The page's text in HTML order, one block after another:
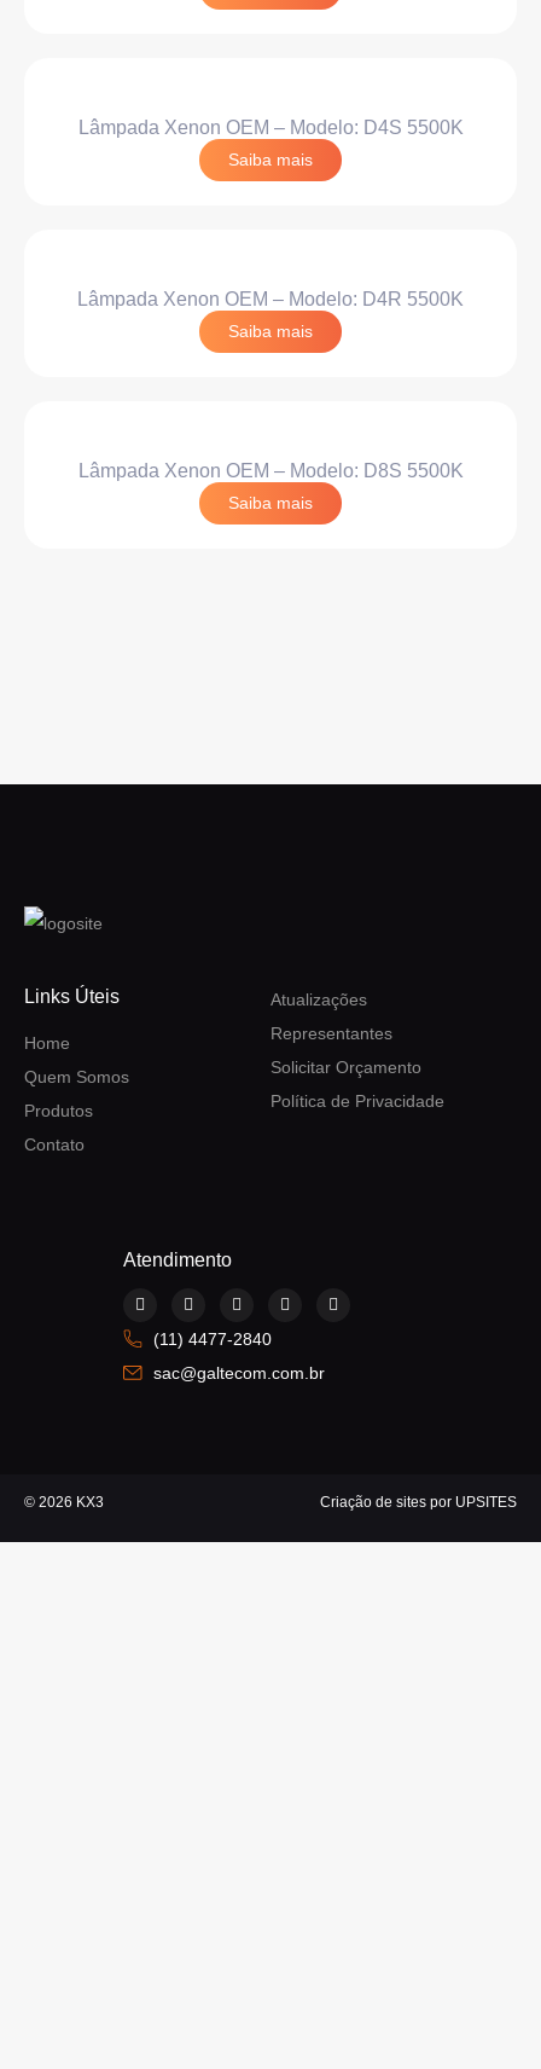
Lâmpada Xenon OEM – Modelo: D4S 5500K
Saiba mais
Lâmpada Xenon OEM – Modelo: D4R 5500K
Saiba mais
Lâmpada Xenon OEM – Modelo: D8S 5500K
Saiba mais
Links Úteis
Home
Quem Somos
Produtos
Contato
Atualizações
Representantes
Solicitar Orçamento
Política de Privacidade
Atendimento
F
a
e
b
o
I
n
s
t
a
g
Y
o
u
t
b
L
i
d
W
h
(11) 4477-2840
sac@galtecom.com.br
© 2026 KX3 Criação de sites por UPSITES